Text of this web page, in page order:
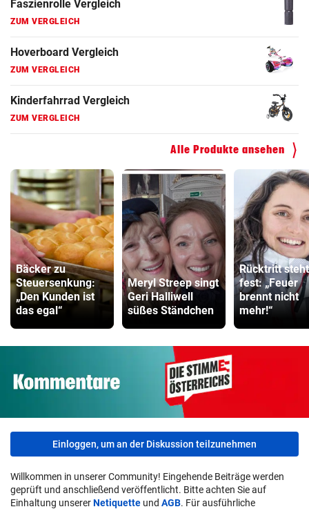
Faszienrolle Vergleich
ZUM VERGLEICH
Hoverboard Vergleich
ZUM VERGLEICH
Kinderfahrrad Vergleich
ZUM VERGLEICH
Alle Produkte ansehen
Bäcker zu
Steuersenkung:
„Den Kunden ist
das egal“
Meryl Streep singt
Geri Halliwell
süßes Ständchen
Rücktritt steht
fest: „Feuer
brennt nicht
mehr!“
Einloggen, um an der Diskussion teilzunehmen
Willkommen in unserer Community! Eingehende Beiträge werden
geprüft und anschließend veröffentlicht. Bitte achten Sie auf
Einhaltung unsererNetiquette und AGB. Für ausführliche